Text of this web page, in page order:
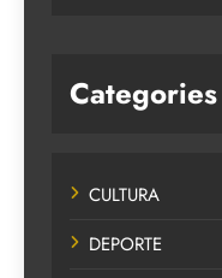
Categories
CULTURA
DEPORTE